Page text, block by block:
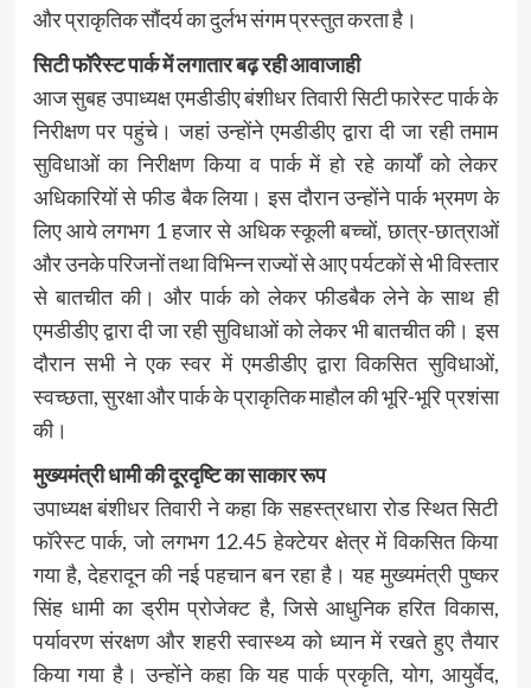
और प्राकृतिक सौंदर्य का दुर्लभ संगम प्रस्तुत करता है।
सिटी फॉरेस्ट पार्क में लगातार बढ़ रही आवाजाही
आज सुबह उपाध्यक्ष एमडीडीए बंशीधर तिवारी सिटी फारेस्ट पार्क के
निरीक्षण पर पहुंचे। जहां उन्होंने एमडीडीए द्वारा दी जा रही तमाम
सुविधाओं का निरीक्षण किया व पार्क में हो रहे कार्यों को लेकर
अधिकारियों से फीड बैक लिया। इस दौरान उन्होंने पार्क भ्रमण के
लिए आये लगभग 1 हजार से अधिक स्कूली बच्चों, छात्र-छात्राओं
और उनके परिजनों तथा विभिन्न राज्यों से आए पर्यटकों से भी विस्तार
से बातचीत की। और पार्क को लेकर फीडबैक लेने के साथ ही
एमडीडीए द्वारा दी जा रही सुविधाओं को लेकर भी बातचीत की। इस
दौरान सभी ने एक स्वर में एमडीडीए द्वारा विकसित सुविधाओं,
स्वच्छता, सुरक्षा और पार्क के प्राकृतिक माहौल की भूरि-भूरि प्रशंसा
की।
मुख्यमंत्री धामी की दूरदृष्टि का साकार रूप
उपाध्यक्ष बंशीधर तिवारी ने कहा कि सहस्त्रधारा रोड स्थित सिटी
फॉरेस्ट पार्क, जो लगभग 12.45 हेक्टेयर क्षेत्र में विकसित किया
गया है, देहरादून की नई पहचान बन रहा है। यह मुख्यमंत्री पुष्कर
सिंह धामी का ड्रीम प्रोजेक्ट है, जिसे आधुनिक हरित विकास,
पर्यावरण संरक्षण और शहरी स्वास्थ्य को ध्यान में रखते हुए तैयार
किया गया है। उन्होंने कहा कि यह पार्क प्रकृति, योग, आयुर्वेद,